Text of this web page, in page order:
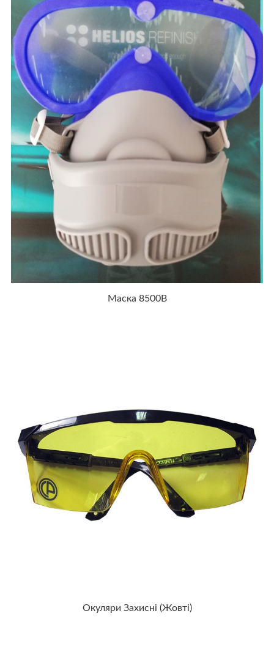
Маска 8500B
Окуляри Захисні (жовті)